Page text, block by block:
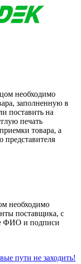
необходимо
заполненную в
поставить на
печать
товара, а
необходимо
поставщика, с
ФИО и подписи
пути не заходить!